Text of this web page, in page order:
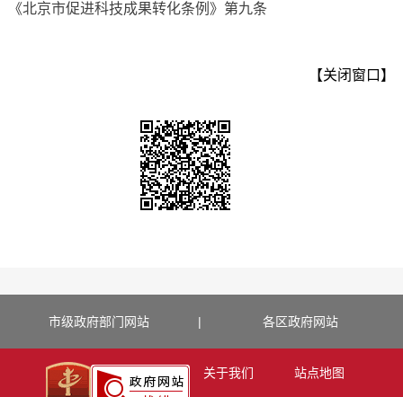
《北京市促进科技成果转化条例》第九条
【关闭窗口】
市级政府部门网站 | 各区政府网站
关于我们 站点地图